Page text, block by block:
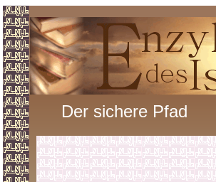
Der sichere Pfad